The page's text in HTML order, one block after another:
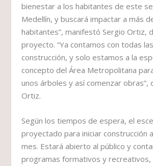
bienestar a los habitantes de este
Medellín, y buscará impactar a más
habitantes”, manifestó Sergio Ortiz,
proyecto. “Ya contamos con todas
construcción, y solo estamos a la
concepto del Área Metropolitana
unos árboles y así comenzar obras”,
Ortiz.
Según los tiempos de espera, el
proyectado para iniciar construcción
mes. Estará abierto al público y
programas formativos y recreativos,